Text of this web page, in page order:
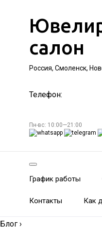
салон
Россия, Смоленск,
Телефон:
Пн-вс: 10:00—21:00
График работы
Контакты Как
Блог ›